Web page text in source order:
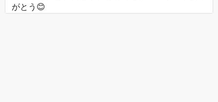
がとう😊